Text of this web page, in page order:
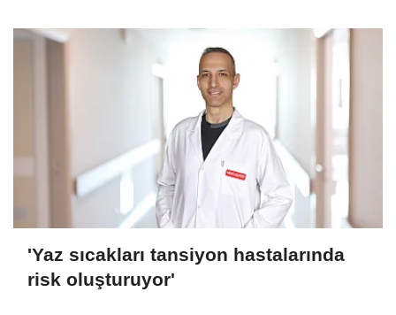
'Yaz sıcakları tansiyon hastalarında
risk oluşturuyor'